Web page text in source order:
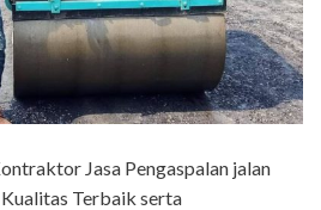
Jasa Pengaspalan jalan
Kualitas Terbaik serta